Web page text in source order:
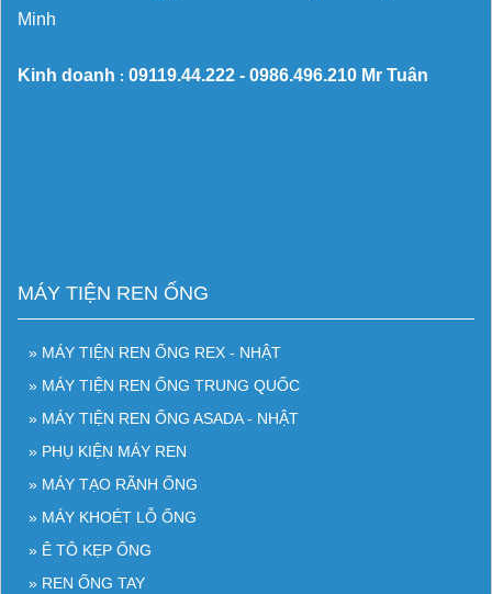
Minh
Kinh doanh : 09119.44.222 - 0986.496.210 Mr Tuân
MÁY TIỆN REN ỐNG
» MÁY TIỆN REN ỐNG REX - NHẬT
» MÁY TIỆN REN ỐNG TRUNG QUỐC
» MÁY TIỆN REN ỐNG ASADA - NHẬT
» PHỤ KIỆN MÁY REN
» MÁY TẠO RÃNH ỐNG
» MÁY KHOÉT LỖ ỐNG
» Ê TÔ KẸP ỐNG
» REN ỐNG TAY